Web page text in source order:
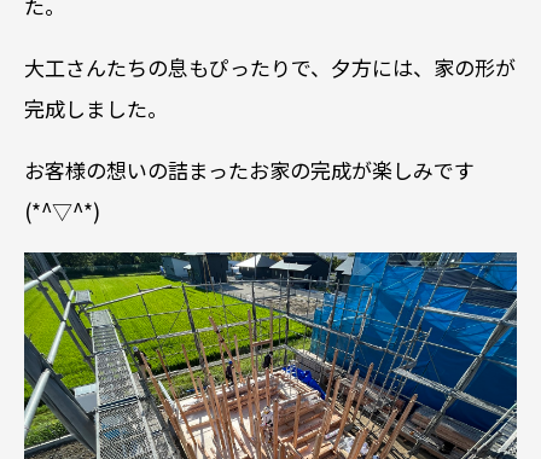
大工さんたちの息もぴったりで、夕方には、家の形が
完成しました。
お客様の想いの詰まったお家の完成が楽しみです
(*^▽^*)